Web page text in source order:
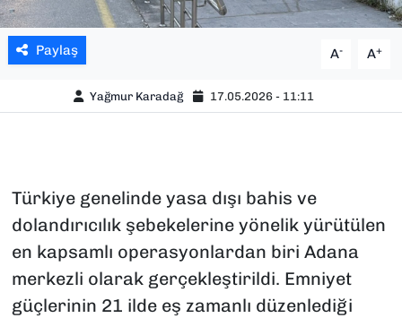
Paylaş A- A+
Yağmur Karadağ 17.05.2026 - 11:11
Türkiye genelinde yasa dışı bahis ve
dolandırıcılık şebekelerine yönelik yürütülen
en kapsamlı operasyonlardan biri Adana
merkezli olarak gerçekleştirildi. Emniyet
güçlerinin 21 ilde eş zamanlı düzenlediği